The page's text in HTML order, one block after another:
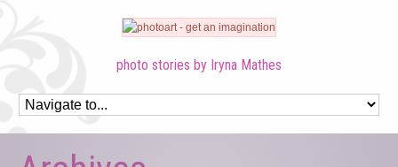
photo stories by Iryna Mathes